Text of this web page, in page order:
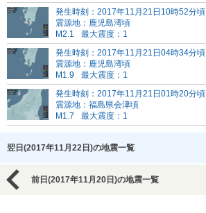
発生時刻：2017年11月21日10時52分頃
震源地：鹿児島湾頃
M2.1
最大震度：1
発生時刻：2017年11月21日04時34分頃
震源地：鹿児島湾頃
M1.9
最大震度：1
発生時刻：2017年11月21日01時20分頃
震源地：福島県会津頃
M1.7
最大震度：1
翌日(2017年11月22日)の地震一覧
前日(2017年11月20日)の地震一覧